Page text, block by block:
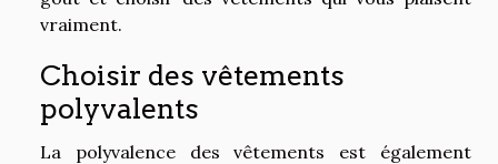
vraiment.
Choisir des vêtements
polyvalents
La polyvalence des vêtements est également